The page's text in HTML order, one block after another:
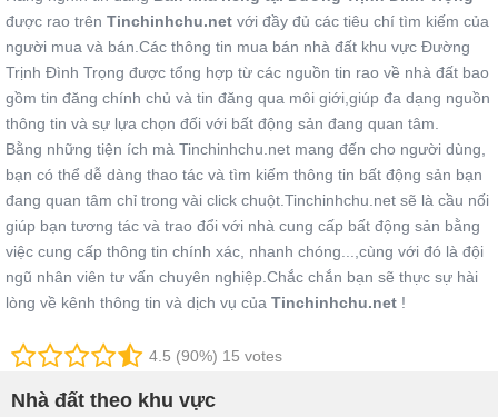
được rao trên Tinchinhchu.net với đầy đủ các tiêu chí tìm kiếm của
người mua và bán.Các thông tin mua bán nhà đất khu vực Đường
Trịnh Đình Trọng được tổng hợp từ các nguồn tin rao về nhà đất bao
gồm tin đăng chính chủ và tin đăng qua môi giới,giúp đa dạng nguồn
thông tin và sự lựa chọn đối với bất động sản đang quan tâm.
Bằng những tiện ích mà Tinchinhchu.net mang đến cho người dùng,
bạn có thể dễ dàng thao tác và tìm kiếm thông tin bất động sản bạn
đang quan tâm chỉ trong vài click chuột.Tinchinhchu.net sẽ là cầu nối
giúp bạn tương tác và trao đổi với nhà cung cấp bất động sản bằng
việc cung cấp thông tin chính xác, nhanh chóng...,cùng với đó là đội
ngũ nhân viên tư vấn chuyên nghiệp.Chắc chắn bạn sẽ thực sự hài
lòng về kênh thông tin và dịch vụ của Tinchinhchu.net !
4.5 (90%) 15 votes
Nhà đất theo khu vực